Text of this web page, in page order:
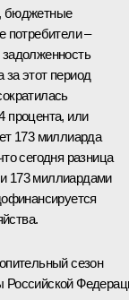
бюджетные
потребители –
за этот период
процента, или
173 миллиарда
сегодня разница
173 миллиардами
сезон
Российской